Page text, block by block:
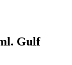
Gulf